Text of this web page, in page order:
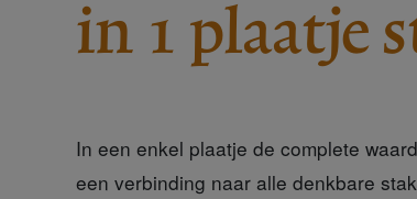
in 1 plaatje
In een enkel plaatje de complete
een verbinding naar alle denkbare